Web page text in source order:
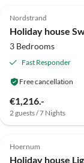
Nordstrand
3 Bedrooms
Fast Responder
Free cancellation
€1,216.-
2 guests / 7 Nights
4.9 (5)
Hoernum